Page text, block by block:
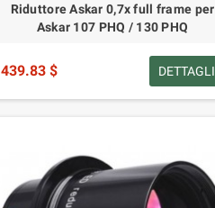
Riduttore Askar 0,7x full frame per
Askar 107 PHQ / 130 PHQ
439.83 $ DETTAGLI